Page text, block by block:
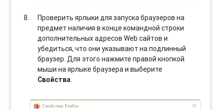
Проверить ярлыки для запуска браузеров на
предмет наличия в конце командной строки
дополнительных адресов Web сайтов и
убедиться, что они указывают на подлинный
браузер. Для этого нажмите правой кнопкой
мыши на ярлыке браузера и выберите
Свойства.